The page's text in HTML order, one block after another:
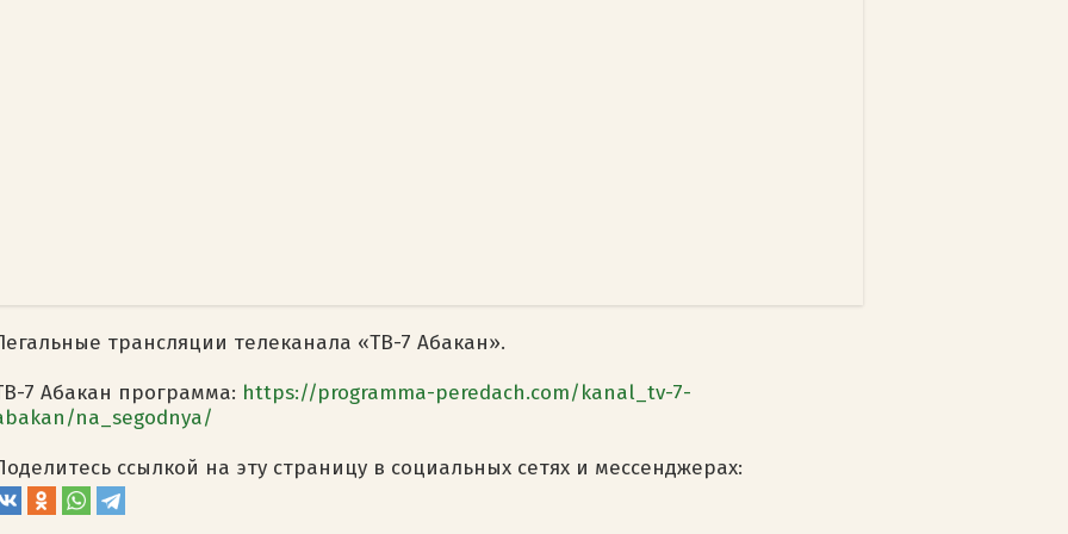
трансляции телеканала «ТВ-7 Абакан».
7 Абакан программа: https://programma-peredach.com/kanal_tv-7-
na_segodnya/
ссылкой на эту страницу в социальных сетях и мессенджерах: